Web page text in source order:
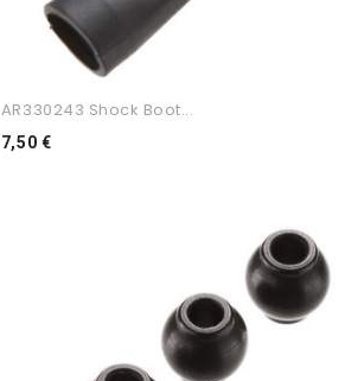
AR330243 Shock Boot...
7,50 €Preço